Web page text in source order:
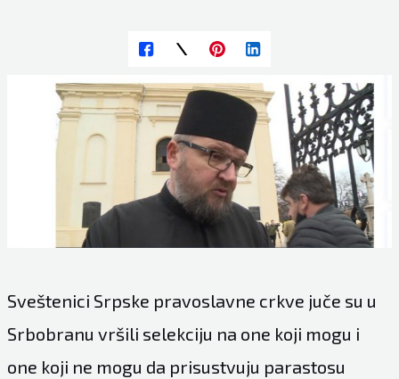
Sveštenici Srpske pravoslavne crkve juče su u
Srbobranu vršili selekciju na one koji mogu i
one koji ne mogu da prisustvuju parastosu